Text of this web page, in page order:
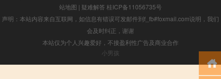
站地图 | 疑难解答 桂ICP备11056735号
声明：本站内容来自互联网，如信息有错误可发邮件到f_fb#foxmail.com说明，我们
会及时纠正，谢谢
本站仅为个人兴趣爱好，不接盈利性广告及商业合作
小男孩